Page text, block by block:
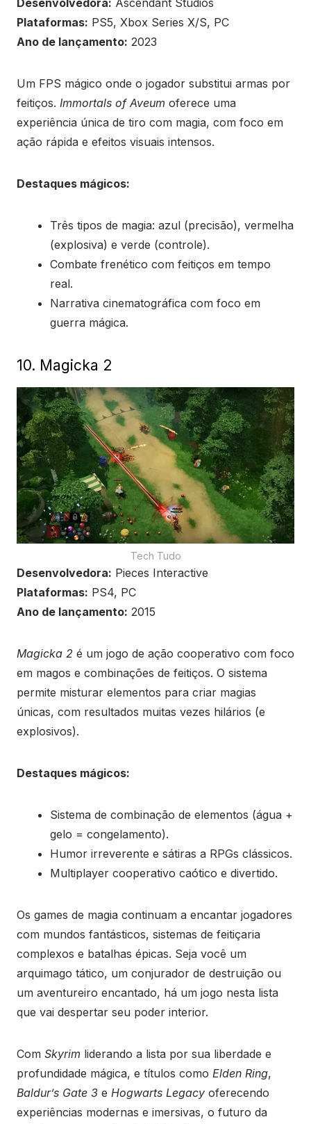
Desenvolvedora: Ascendant Studios
Plataformas: PS5, Xbox Series X/S, PC
Ano de lançamento: 2023
Um FPS mágico onde o jogador substitui armas por
feitiços. Immortals of Aveum oferece uma
experiência única de tiro com magia, com foco em
ação rápida e efeitos visuais intensos.
Destaques mágicos:
Três tipos de magia: azul (precisão), vermelha
(explosiva) e verde (controle).
Combate frenético com feitiços em tempo
real.
Narrativa cinematográfica com foco em
guerra mágica.
10. Magicka 2
Tech Tudo
Desenvolvedora: Pieces Interactive
Plataformas: PS4, PC
Ano de lançamento: 2015
Magicka 2 é um jogo de ação cooperativo com foco
em magos e combinações de feitiços. O sistema
permite misturar elementos para criar magias
únicas, com resultados muitas vezes hilários (e
explosivos).
Destaques mágicos:
Sistema de combinação de elementos (água +
gelo = congelamento).
Humor irreverente e sátiras a RPGs clássicos.
Multiplayer cooperativo caótico e divertido.
Os games de magia continuam a encantar jogadores
com mundos fantásticos, sistemas de feitiçaria
complexos e batalhas épicas. Seja você um
arquimago tático, um conjurador de destruição ou
um aventureiro encantado, há um jogo nesta lista
que vai despertar seu poder interior.
Com Skyrim liderando a lista por sua liberdade e
profundidade mágica, e títulos como Elden Ring,
Baldur’s Gate 3 e Hogwarts Legacy oferecendo
experiências modernas e imersivas, o futuro da